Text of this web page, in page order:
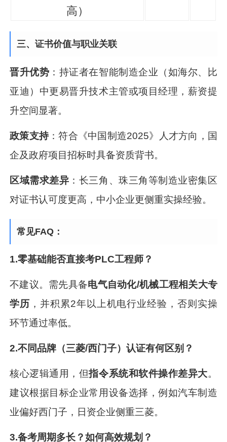
高）
三、证书价值与职业关联
晋升优势 ：持证者在智能制造企业（如海尔、比
亚迪）中更易晋升技术主管或项目经理，薪资提
升空间显著。
政策支持：符合《中国制造2025》人才方向，国
企及政府项目招标时具备资质背书。
区域需求差异 ：长三角、珠三角等制造业密集区
对证书认可度更高，中小企业更侧重实操经验。
常见FAQ：
1.零基础能否直接考PLC工程师？
不建议。需先具备电气自动化/机械工程相关大专
学历 ，并积累2年以上机电行业经验，否则实操
环节通过率低。
2.不同品牌（三菱/西门子）认证有何区别？
核心逻辑通用，但指令系统和软件操作差异大。
建议根据目标企业常用设备选择，例如汽车制造
业偏好西门子，日资企业侧重三菱。
3.备考周期多长？如何高效规划？